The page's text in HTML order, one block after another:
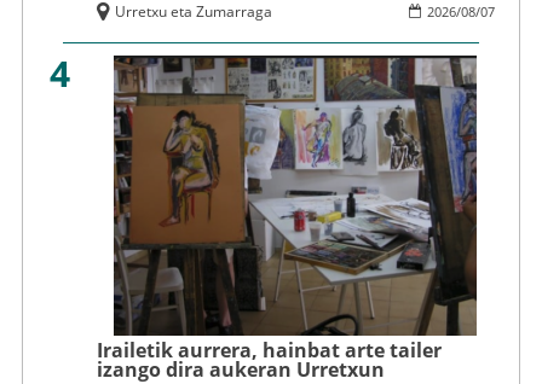
2026/08/07
Urretxu eta Zumarraga
4
Irailetik aurrera, hainbat arte tailer
izango dira aukeran Urretxun